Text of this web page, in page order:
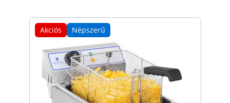
Akciós Népszerű